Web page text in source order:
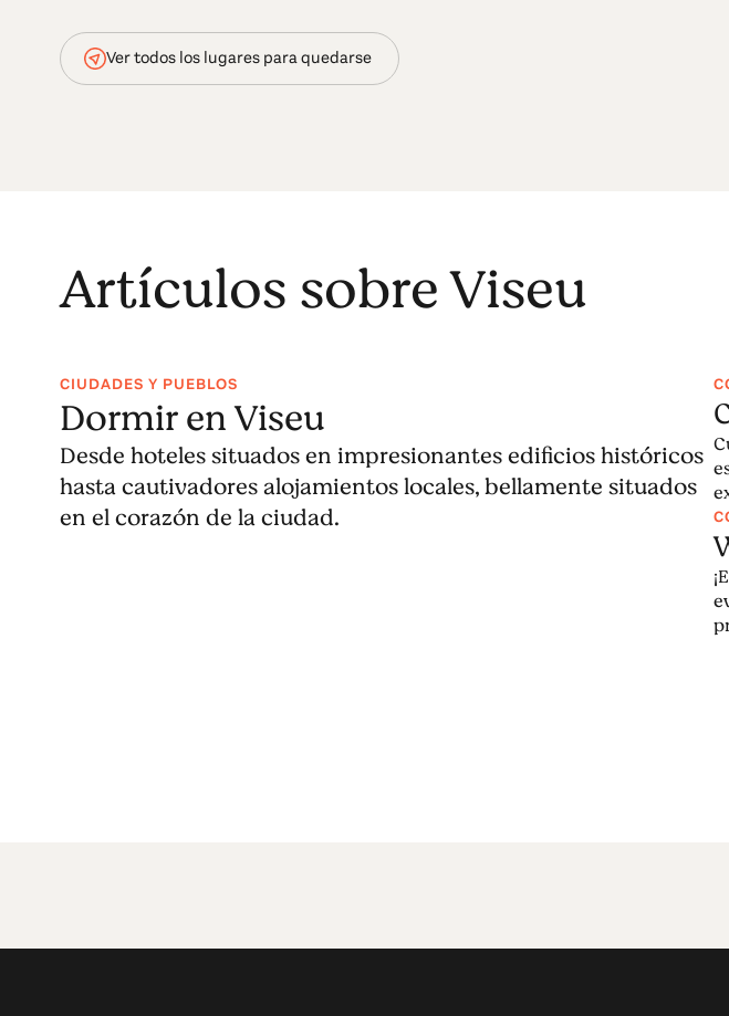
Ver todos los lugares para quedarse
Artículos sobre Viseu
CIUDADES Y PUEBLOS
Dormir en Viseu
Desde hoteles situados en impresionantes edificios históricos
hasta cautivadores alojamientos locales, bellamente situados
en el corazón de la ciudad.